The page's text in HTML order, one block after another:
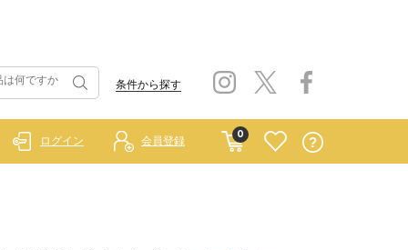
条件から探す
0
ログイン 会員登録